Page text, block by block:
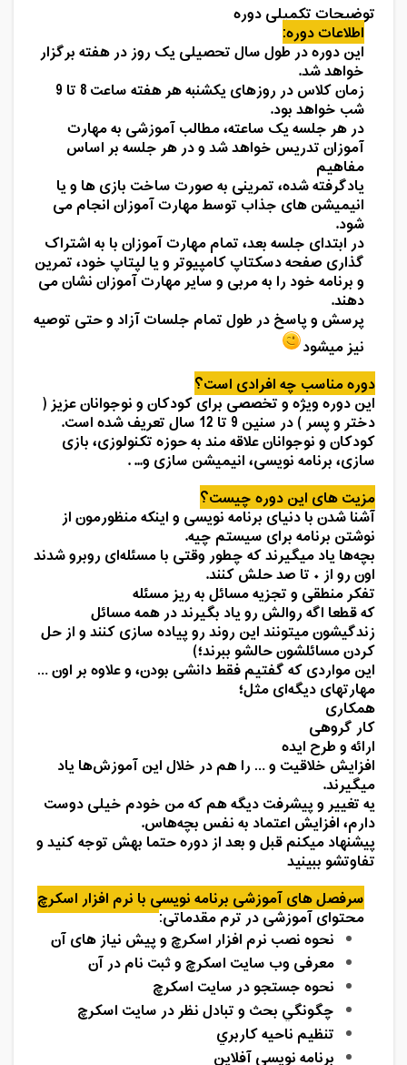
توضیحات تکمیلی دوره
اطلاعات دوره:
این دوره در طول سال تحصیلی یک روز در هفته برگزار
خواهد شد.
زمان کلاس در روزهای یکشنبه هر هفته ساعت 8 تا 9
شب خواهد بود.
در هر جلسه یک ساعته، مطالب آموزشی به مهارت
آموزان تدریس خواهد شد و در هر جلسه بر اساس
مفاهیم
یادگرفته شده، تمرینی به صورت ساخت بازی ها و یا
انیمیشن های جذاب توسط مهارت آموزان انجام می
شود.
در ابتدای جلسه بعد، تمام مهارت آموزان با به اشتراک
گذاری صفحه دسکتاپ کامپیوتر و یا لپتاپ خود، تمرین
و برنامه خود را به مربی و سایر مهارت آموزان نشان می
دهند.
پرسش و پاسخ در طول تمام جلسات آزاد و حتی توصیه
نیز میشود
دوره مناسب چه افرادی است؟
این دوره ویژه و تخصصی برای کودکان و نوجوانان عزیز (
دختر و پسر ) در سنین 9 تا 12 سال تعریف شده است.
کودکان و نوجوانان علاقه مند به حوزه تکنولوزی، بازی
سازی، برنامه نویسی، انیمیشن سازی و... .
مزیت های این دوره چیست؟
آشنا شدن با دنیای برنامه نویسی و اینکه منظورمون از
نوشتن برنامه برای سیستم چیه.
بچه‌ها یاد میگیرند که چطور وقتی با مسئله‌ای روبرو شدند
اون رو از ۰ تا صد حلش کنند.
تفکر منطقی و تجزیه مسائل به ریز مسئله
که قطعا اگه روالش رو یاد بگیرند در همه مسائل
زندگیشون میتونند این روند رو پیاده سازی کنند و از حل
کردن مسائلشون حالشو ببرند؛)
این مواردی که گفتیم فقط دانشی بودن، و علاوه بر اون…
مهارتهای دیگه‌ای مثل؛
همکاری
کار گروهی
ارائه و طرح ایده
افزایش خلاقیت و… را هم در خلال این آموزش‌ها یاد
میگیرند.
یه تغییر و پیشرفت دیگه هم که من خودم خیلی دوست
دارم، افزایش اعتماد به نفس بچه‌هاس.
پیشنهاد میکنم قبل و بعد از دوره حتما بهش توجه کنید و
تفاوتشو ببینید
سرفصل های آموزشی برنامه نویسی با نرم افزار اسکرچ
محتوای آموزشی در ترم مقدماتی:
نحوه نصب نرم افزار اسکرچ و پیش نیاز های آن
معرفی وب سایت اسکرچ و ثبت نام در آن
نحوه جستجو در سايت اسكرچ
چگونگي بحث و تبادل نظر در سايت اسكرچ
تنظيم ناحيه كاربري
برنامه نويسي آفلاين